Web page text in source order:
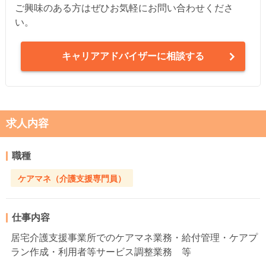
ご興味のある方はぜひお気軽にお問い合わせくださ
い。
キャリアアドバイザーに相談する
求人内容
職種
ケアマネ（介護支援専門員）
仕事内容
居宅介護支援事業所でのケアマネ業務・給付管理・ケアプ
ラン作成・利用者等サービス調整業務 等